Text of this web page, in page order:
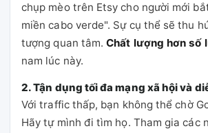
chụp mèo trên Etsy cho người mới
miền cabo verde". Sự cụ thể sẽ thu
tượng quan tâm.Chất lượng hơn số
nam lúc này.
2. Tận dụng tối đa mạng xã hội và
Với traffic thấp, bạn không thể chờ
Hãy tự mình đi tìm họ. Tham gia các